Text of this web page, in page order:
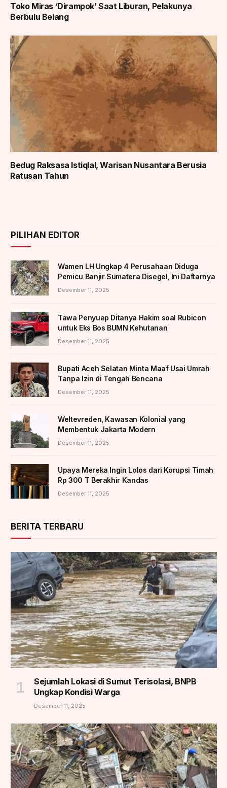
Toko Miras ‘Dirampok’ Saat Liburan, Pelakunya
Berbulu Belang
Bedug Raksasa Istiqlal, Warisan Nusantara Berusia
Ratusan Tahun
PILIHAN EDITOR
Wamen LH Ungkap 4 Perusahaan Diduga
Pemicu Banjir Sumatera Disegel, Ini Daftarnya
Desember 11, 2025
Tawa Penyuap Ditanya Hakim soal Rubicon
untuk Eks Bos BUMN Kehutanan
Desember 11, 2025
Bupati Aceh Selatan Minta Maaf Usai Umrah
Tanpa Izin di Tengah Bencana
Desember 11, 2025
Weltevreden, Kawasan Kolonial yang
Membentuk Jakarta Modern
Desember 11, 2025
Upaya Mereka Ingin Lolos dari Korupsi Timah
Rp 300 T Berakhir Kandas
Desember 11, 2025
BERITA TERBARU
Sejumlah Lokasi di Sumut Terisolasi, BNPB
Ungkap Kondisi Warga
Desember 11, 2025